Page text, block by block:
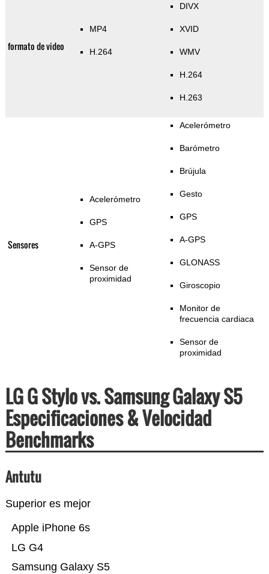
formato de video
MP4
H.264
DIVX
XVID
WMV
H.264
H.263
Sensores
Acelerómetro
GPS
A-GPS
Sensor de
proximidad
Acelerómetro
Barómetro
Brújula
Gesto
GPS
A-GPS
GLONASS
Giroscopio
Monitor de
frecuencia cardiaca
Sensor de
proximidad
LG G Stylo vs. Samsung Galaxy S5
Especificaciones & Velocidad
Benchmarks
Antutu
Superior es mejor
Samsung Galaxy S5
LG G4
Apple iPhone 6s